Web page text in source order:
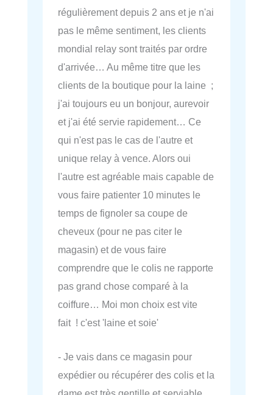
régulièrement depuis 2 ans et je n'ai
pas le même sentiment, les clients
mondial relay sont traités par ordre
d'arrivée… Au même titre que les
clients de la boutique pour la laine ;
j'ai toujours eu un bonjour, aurevoir
et j'ai été servie rapidement… Ce
qui n'est pas le cas de l'autre et
unique relay à vence. Alors oui
l'autre est agréable mais capable de
vous faire patienter 10 minutes le
temps de fignoler sa coupe de
cheveux (pour ne pas citer le
magasin) et de vous faire
comprendre que le colis ne rapporte
pas grand chose comparé à la
coiffure… Moi mon choix est vite
fait ! c'est 'laine et soie'
- Je vais dans ce magasin pour
expédier ou récupérer des colis et la